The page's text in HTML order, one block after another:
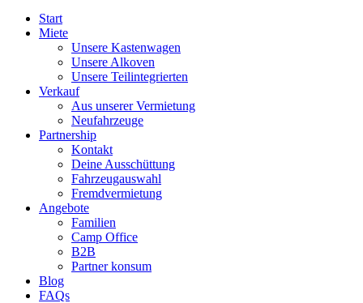
Start
Miete
Unsere Kastenwagen
Unsere Alkoven
Unsere Teilintegrierten
Verkauf
Aus unserer Vermietung
Neufahrzeuge
Partnership
Kontakt
Deine Ausschüttung
Fahrzeugauswahl
Fremdvermietung
Angebote
Familien
Camp Office
B2B
Partner konsum
Blog
FAQs